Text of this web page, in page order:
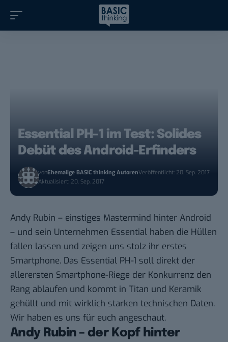
Essential PH-1 im Test: Solides
Debüt des Android-Erfinders
vonEhemalige BASIC thinking AutorenVeröffentlicht: 20. Sep. 2017
Aktualisiert: 20. Sep. 2017
Andy Rubin – einstiges Mastermind hinter Android
– und sein Unternehmen Essential haben die Hüllen
fallen lassen und zeigen uns stolz ihr erstes
Smartphone. Das Essential PH-1 soll direkt der
allerersten Smartphone-Riege der Konkurrenz den
Rang ablaufen und kommt in Titan und Keramik
gehüllt und mit wirklich starken technischen Daten.
Wir haben es uns für euch angeschaut.
Andy Rubin – der Kopf hinter